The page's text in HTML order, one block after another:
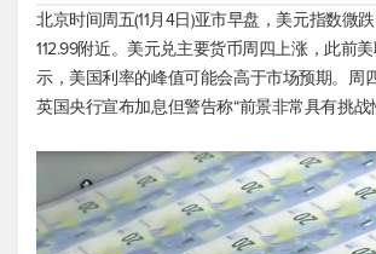
北京时间周五(11月4日)亚市早盘， 美元指数微
112.99附近。美元兑主要货币周四上涨，此前
示，美国利率的峰值可能会高于市场预期。周
英国央行宣布加息但警告称“前景非常具有挑战